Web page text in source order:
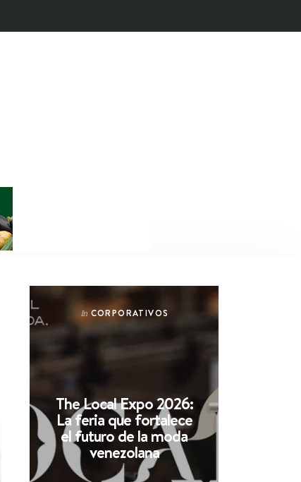
In CORPORATIVOS
The Local Expo 2026:
La feria que fortalece
el futuro de la moda
venezolana